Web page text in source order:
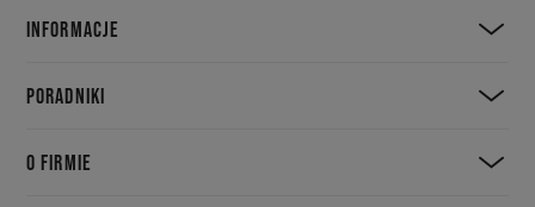
INFORMACJE
PORADNIKI
O FIRMIE